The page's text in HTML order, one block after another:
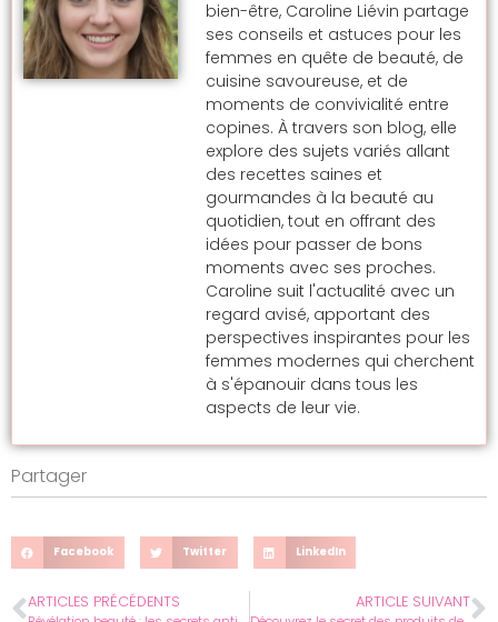
bien-être, Caroline Liévin partage
ses conseils et astuces pour les
femmes en quête de beauté, de
cuisine savoureuse, et de
moments de convivialité entre
copines. À travers son blog, elle
explore des sujets variés allant
des recettes saines et
gourmandes à la beauté au
quotidien, tout en offrant des
idées pour passer de bons
moments avec ses proches.
Caroline suit l'actualité avec un
regard avisé, apportant des
perspectives inspirantes pour les
femmes modernes qui cherchent
à s'épanouir dans tous les
aspects de leur vie.
Partager
Facebook Twitter LinkedIn
ARTICLES PRÉCÉDENTS ARTICLE SUIVANT